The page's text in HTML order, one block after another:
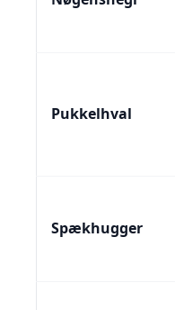
Pukkelhval
Spækhugger